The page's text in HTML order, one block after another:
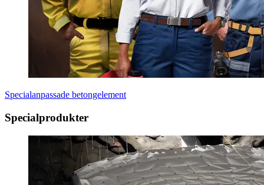
Specialanpassade betongelement
Specialprodukter